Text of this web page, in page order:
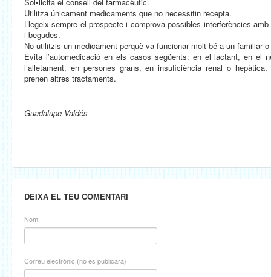
Utilitza únicament medicaments que no necessitin recepta.
Llegeix sempre el prospecte i comprova possibles interferències
i begudes.
No utilitzis un medicament perquè va funcionar molt bé a un familiar
Evita l’automedicació en els casos següents: en el lactant, en el
l’alletament, en persones grans, en insuficiència renal o
prenen altres tractaments.
Guadalupe Valdés
DEIXA EL TEU COMENTARI
Nom
Correu electrònic (no es publicarà)